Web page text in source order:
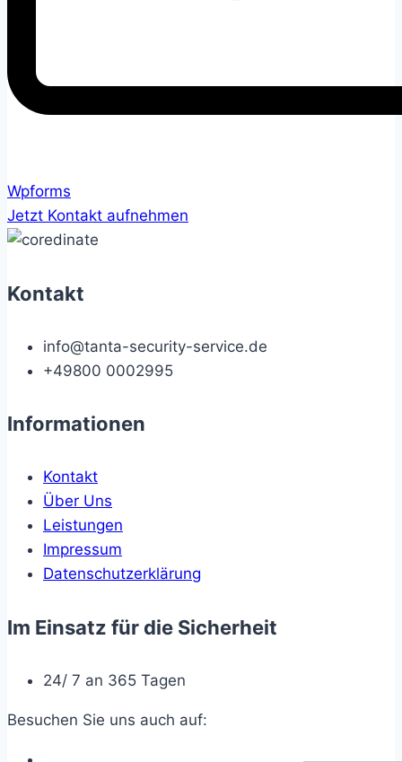
Wpforms
Jetzt Kontakt aufnehmen
Kontakt
info@tanta-security-service.de
+49800 0002995
Informationen
Kontakt
Über Uns
Leistungen
Impressum
Datenschutzerklärung
Im Einsatz für die Sicherheit
24/ 7 an 365 Tagen
Besuchen Sie uns auch auf: